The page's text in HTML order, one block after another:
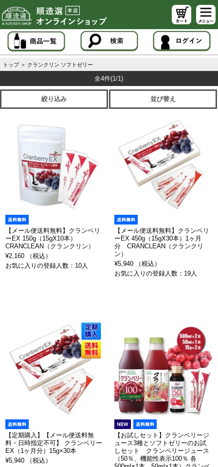
トップ ＞ クランクリン ソフトゼリー
全4件(1/1)
絞り込み 並び替え
【メール便送料無料】クランベリ
ーEX 150g（15gX10本）
CRANCLEAN（クランクリン）
¥2,160 （税込）
お気に入りの登録人数：10人
【メール便送料無料】クランベリ
ーEX 450g（15gX30本）1ヶ月
分 CRANCLEAN（クランクリ
ン）
¥5,940 （税込）
お気に入りの登録人数：19人
【定期購入】【メール便送料無
料・日時指定不可】 クランベリー
EX（1ヶ月分）15g×30本
¥5,940 （税込）
【お試しセット】クランベリージ
ュース3種とソフトゼリーのお試
しセット クランベリージュース
（50％、機能性表示100％ 各